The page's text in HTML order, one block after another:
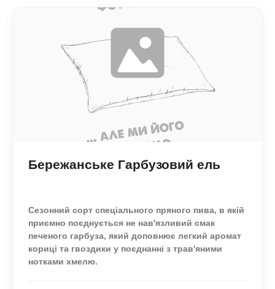
Бережанське Гарбузовий ель
Сезонний сорт спеціального пряного пива, в якій
приємно поєднується не нав'язливий смак
печеного гарбуза, який доповнює легкий аромат
кориці та гвоздики у поєднанні з трав'яними
нотками хмелю.